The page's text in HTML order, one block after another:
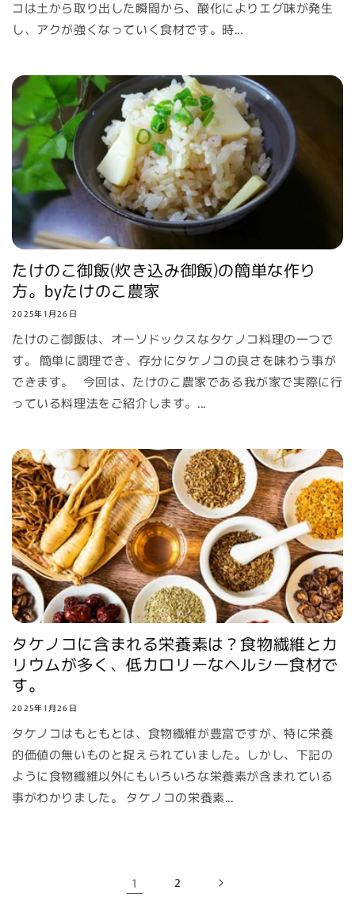
コは土から取り出した瞬間から、酸化によりエグ味が発生
し、アクが強くなっていく食材です。時...
たけのこ御飯(炊き込み御飯)の簡単な作り
方。byたけのこ農家
2025年1月26日
たけのこ御飯は、オーソドックスなタケノコ料理の一つで
す。 簡単に調理でき、存分にタケノコの良さを味わう事が
できます。 今回は、たけのこ農家である我が家で実際に行
っている料理法をご紹介します。...
タケノコに含まれる栄養素は？食物繊維とカ
リウムが多く、低カロリーなヘルシー食材で
す。
2025年1月26日
タケノコはもともとは、食物繊維が豊富ですが、特に栄養
的価値の無いものと捉えられていました。しかし、下記の
ように食物繊維以外にもいろいろな栄養素が含まれている
事がわかりました。 タケノコの栄養素...
1 2